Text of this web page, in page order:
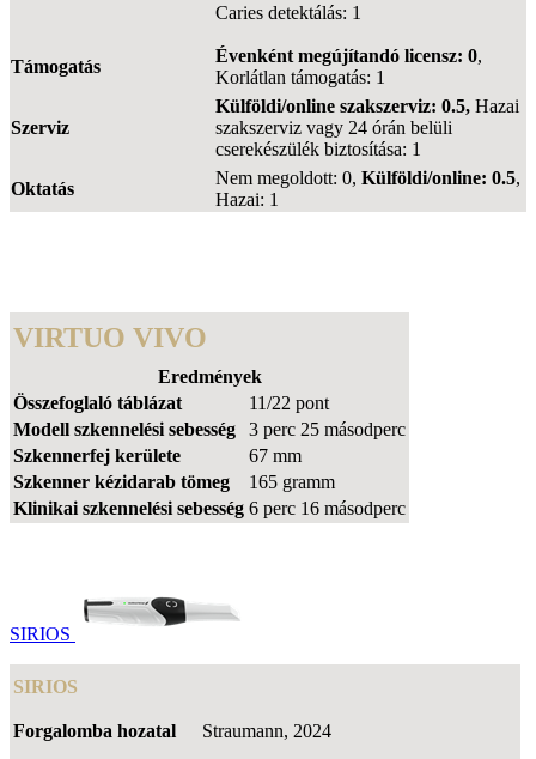
Caries detektálás: 1
Támogatás
Évenként megújítandó licensz: 0,
Korlátlan támogatás: 1
Szerviz
Külföldi/online szakszerviz: 0.5, Hazai
szakszerviz vagy 24 órán belüli
cserekészülék biztosítása: 1
Oktatás
Nem megoldott: 0, Külföldi/online: 0.5,
Hazai: 1
VIRTUO VIVO
Eredmények
Összefoglaló táblázat
11/22 pont
Modell szkennelési sebesség
3 perc 25 másodperc
Szkennerfej kerülete
67 mm
Szkenner kézidarab tömeg
165 gramm
Klinikai szkennelési sebesség 6 perc 16 másodperc
SIRIOS
SIRIOS
Forgalomba hozatal Straumann, 2024